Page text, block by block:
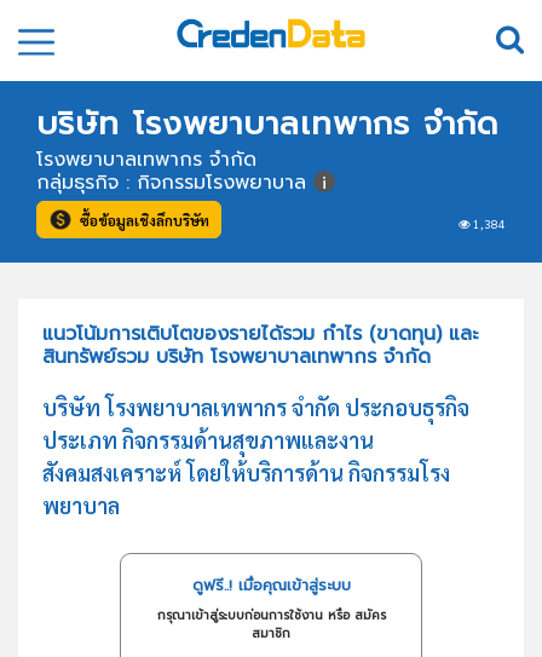
บริษัท โรงพยาบาลเทพากร จำกัด
โรงพยาบาลเทพากร จำกัด
1,384
กลุ่มธุรกิจ : กิจกรรมโรงพยาบาล
ซื้อข้อมูลเชิงลึกบริษัท
แนวโน้มการเติบโตของรายได้รวม กำไร (ขาดทุน) และ
สินทรัพย์รวม บริษัท โรงพยาบาลเทพากร จำกัด
บริษัท โรงพยาบาลเทพากร จำกัด ประกอบธุรกิจ
ประเภท กิจกรรมด้านสุขภาพและงาน
สังคมสงเคราะห์ โดยให้บริการด้าน กิจกรรมโรง
พยาบาล
ดูฟรี..! เมื่อคุณเข้าสู่ระบบ
กรุณาเข้าสู่ระบบก่อนการใช้งาน หรือ สมัคร
สมาชิก